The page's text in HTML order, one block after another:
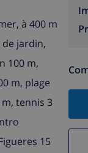
à 400 m
de jardin,
100 m,
m, plage
tennis 3
15